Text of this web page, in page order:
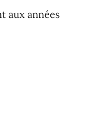
aux années